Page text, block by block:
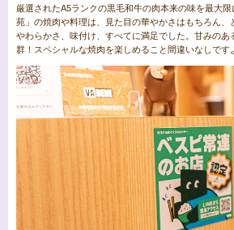
厳選されたA5ランクの黒毛和牛の肉本来の味を最大
苑」の焼肉や料理は、見た目の華やかさはもちろん、
やわらかさ、味付け、すべてに満足でした。甘みのあ
群！スペシャルな焼肉を楽しめること間違いなしです